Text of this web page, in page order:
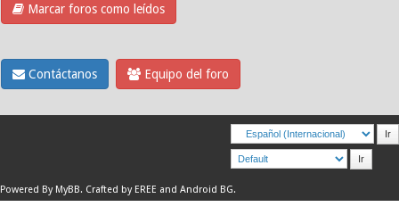
Marcar foros como leídos
Contáctanos Equipo del foro
Powered By MyBB. Crafted by EREE and Android BG.